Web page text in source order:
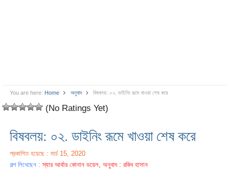
You are here: Home অনুবাদ বিষবলয়: ০২. ডাইনিং রূমে খাওয়া শেষ করে
(No Ratings Yet)
বিষবলয়: ০২. ডাইনিং রূমে খাওয়া শেষ করে
প্রকাশিত হয়েছে : মার্চ 15, 2020
গল্প লিখেছেন :স্যার আর্থার কোনান ডয়েল, অনুবাদ : রকিব হাসান